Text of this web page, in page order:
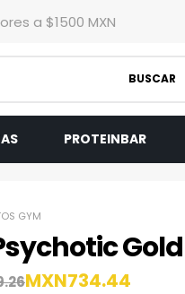
a $1500 MXN
BUSCAR
PROTEINBAR
GYM
MXN734.44